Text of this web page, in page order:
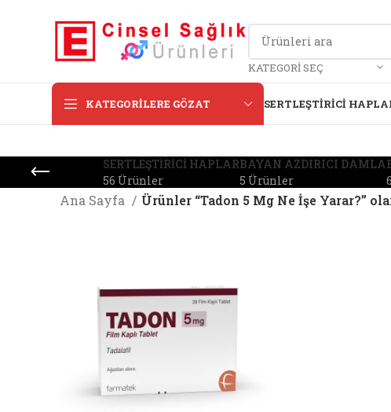
KATEGORI SEÇ
KATEGORILERE GÖZAT SERTLEŞTIRICI
SERTLEŞTIRICI HAPLAR
56 Ürünler
BAYAN AZDIRICI DAMLA
5 Ürünler
Ana Sayfa Ürünler “Tadon 5 Mg Ne İşe Yarar?”